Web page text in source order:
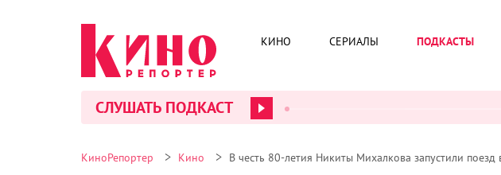
КИНО СЕРИАЛЫ ПОДКАСТЫ
СЛУШАТЬ ПОДКАСТ
КиноРепортер > Кино > В честь 80-летия Никиты Михалкова запустили